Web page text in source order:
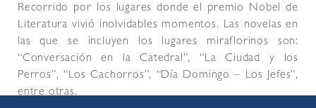
Recorrido por los lugares donde el premio Nobel de
Literatura vivió inolvidables momentos. Las novelas en
las que se incluyen los lugares miraflorinos son:
“Conversación en la Catedral”, “La Ciudad y los
Perros”, “Los Cachorros”, “Día Domingo – Los Jefes”,
entre otras.